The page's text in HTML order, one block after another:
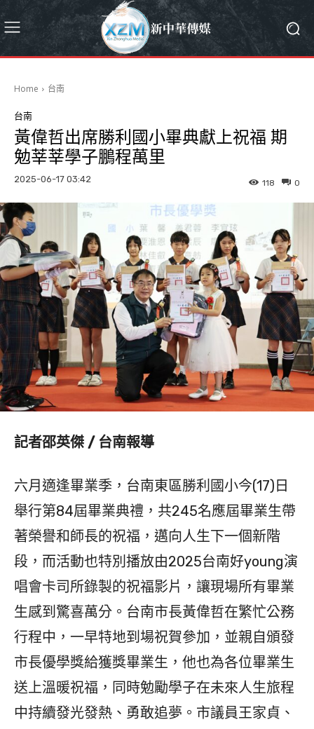
Home 台南
台南
黃偉哲出席勝利國小畢典獻上祝福 期
勉莘莘學子鵬程萬里
2025-06-17 03:42 0
118
記者邵英傑 / 台南報導
六月適逢畢業季，台南東區勝利國小今(17)日
舉行第84屆畢業典禮，共245名應屆畢業生帶
著榮譽和師長的祝福，邁向人生下一個新階
段，而活動也特別播放由2025台南好young演
唱會卡司所錄製的祝福影片，讓現場所有畢業
生感到驚喜萬分。台南市長黃偉哲在繁忙公務
行程中，一早特地到場祝賀參加，並親自頒發
市長優學獎給獲獎畢業生，他也為各位畢業生
送上溫暖祝福，同時勉勵學子在未來人生旅程
中持續發光發熱、勇敢追夢。市議員王家貞、